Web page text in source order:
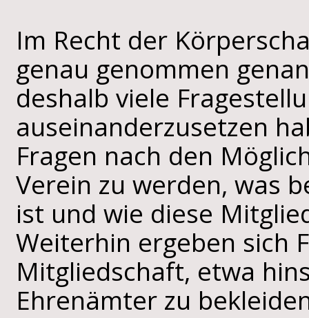
Im Recht der
genau genommen
deshalb viele
auseinanderzusetzen
Fragen nach den
Verein zu werden, was
ist und wie diese
Weiterhin ergeben sich
Mitgliedschaft, etwa
Ehrenämter zu